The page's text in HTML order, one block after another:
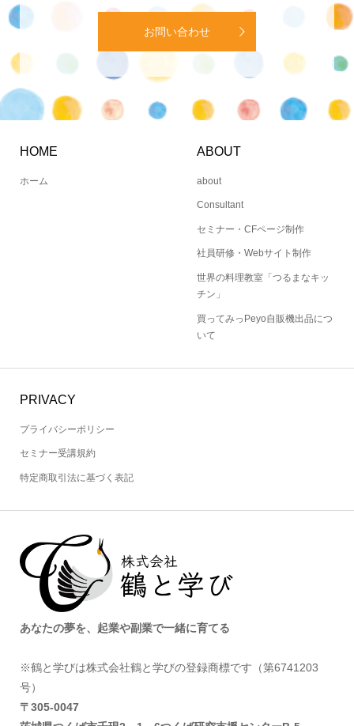
お問い合わせ
HOME
ホーム
ABOUT
about
Consultant
セミナー・CFページ制作
社員研修・Webサイト制作
世界の料理教室「つるまなキッ
チン」
買ってみっPeyo自販機出品につ
いて
PRIVACY
プライバシーポリシー
セミナー受講規約
特定商取引法に基づく表記
あなたの夢を、起業や副業で一緒に育てる
※鶴と学びは株式会社鶴と学びの登録商標です（第6741203
号）
〒305‐0047